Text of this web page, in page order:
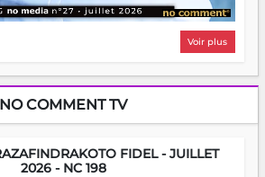
Voir plus
NO COMMENT TV
FIDEL - JUILLET
2026 - NC 198